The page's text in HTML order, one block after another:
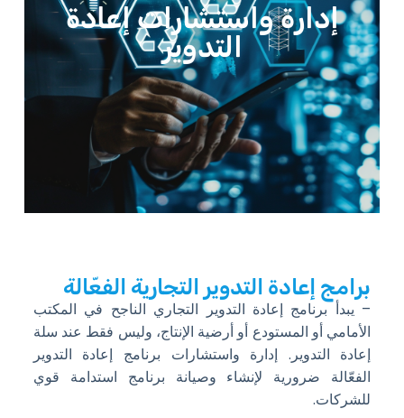
إدارة واستشارات إعادة
التدوير
برامج إعادة التدوير التجارية الفعّالة
– يبدأ برنامج إعادة التدوير التجاري الناجح في المكتب
الأمامي أو المستودع أو أرضية الإنتاج، وليس فقط عند سلة
إعادة التدوير. إدارة واستشارات برنامج إعادة التدوير
الفعّالة ضرورية لإنشاء وصيانة برنامج استدامة قوي
للشركات.